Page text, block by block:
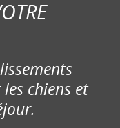
chiens et